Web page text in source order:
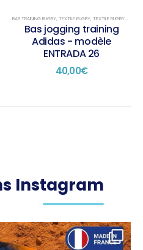
BAS TRAINING RUGBY, TEXTILE RUGBY, TEXTILE RUGBY TRAINING
Bas jogging training
Adidas - modèle
ENTRADA 26
40,00€
Instagram